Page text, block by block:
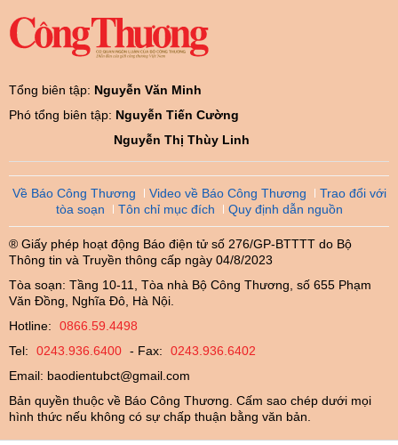
Tổng biên tập: Nguyễn Văn Minh
Phó tổng biên tập: Nguyễn Tiến Cường
Nguyễn Thị Thùy Linh
Về Báo Công Thương Video về Báo Công Thương
Trao đổi với
tòa soạn
Tôn chỉ mục đích Quy định dẫn nguồn
® Giấy phép hoạt động Báo điện tử số 276/GP-BTTTT do Bộ
Thông tin và Truyền thông cấp ngày 04/8/2023
Tòa soạn: Tầng 10-11, Tòa nhà Bộ Công Thương, số 655 Phạm
Văn Đồng, Nghĩa Đô, Hà Nội.
Hotline:
0866.59.4498
Tel:
0243.936.6400 - Fax:
0243.936.6402
Email: baodientubct@gmail.com
Bản quyền thuộc về Báo Công Thương. Cấm sao chép dưới mọi
hình thức nếu không có sự chấp thuận bằng văn bản.